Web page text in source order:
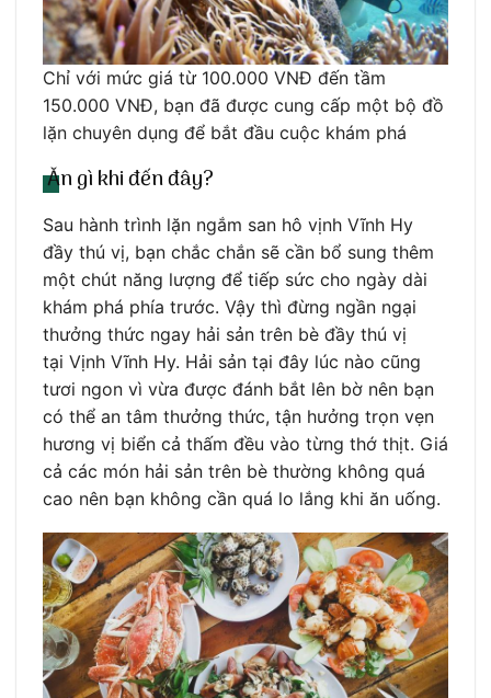
Chỉ với mức giá từ 100.000 VNĐ đến tầm
150.000 VNĐ, bạn đã được cung cấp một bộ đồ
lặn chuyên dụng để bắt đầu cuộc khám phá
Ăn gì khi đến đây?
Sau hành trình lặn ngắm san hô vịnh Vĩnh Hy
đầy thú vị, bạn chắc chắn sẽ cần bổ sung thêm
một chút năng lượng để tiếp sức cho ngày dài
khám phá phía trước. Vậy thì đừng ngần ngại
thưởng thức ngay hải sản trên bè đầy thú vị
tại Vịnh Vĩnh Hy. Hải sản tại đây lúc nào cũng
tươi ngon vì vừa được đánh bắt lên bờ nên bạn
có thể an tâm thưởng thức, tận hưởng trọn vẹn
hương vị biển cả thấm đều vào từng thớ thịt. Giá
cả các món hải sản trên bè thường không quá
cao nên bạn không cần quá lo lắng khi ăn uống.